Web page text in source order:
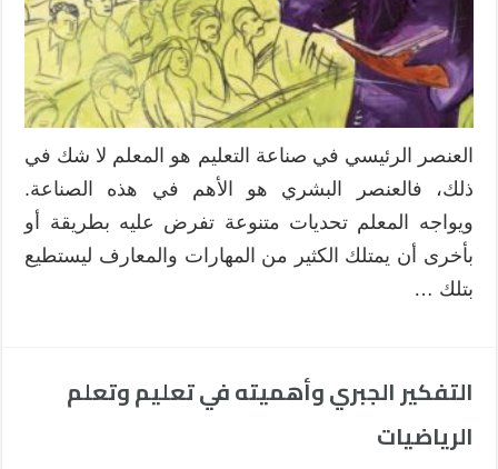
العنصر الرئيسي في صناعة التعليم هو المعلم لا شك في
ذلك، فالعنصر البشري هو الأهم في هذه الصناعة.
ويواجه المعلم تحديات متنوعة تفرض عليه بطريقة أو
بأخرى أن يمتلك الكثير من المهارات والمعارف ليستطيع
بتلك …
التفكير الجبري وأهميته في تعليم وتعلم
الرياضيات